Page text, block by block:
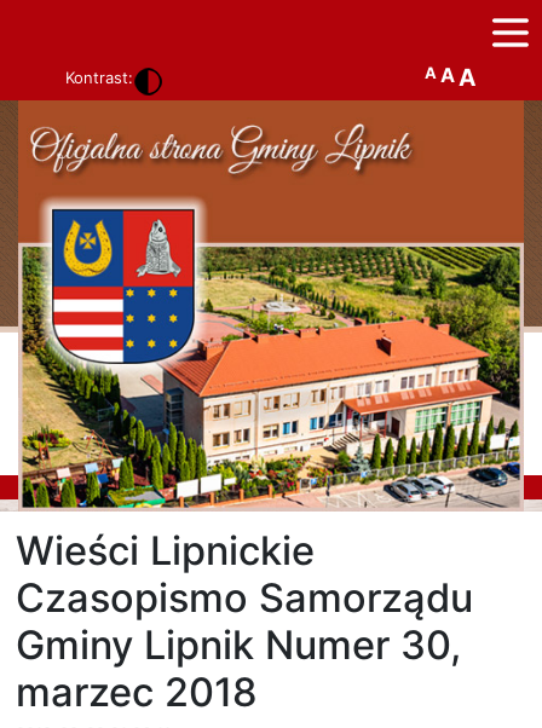
Kontrast: A AA
Wieści Lipnickie
Czasopismo Samorządu
Gminy Lipnik Numer 30,
marzec 2018